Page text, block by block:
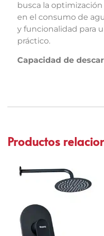
busca la
en el consumo de
y funcionalidad para
práctico.
Capacidad de
Productos